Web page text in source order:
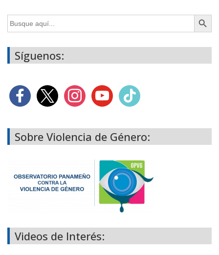
Buscar: Botón de
Síguenos:
Sobre Violencia de Género:
Videos de Interés: